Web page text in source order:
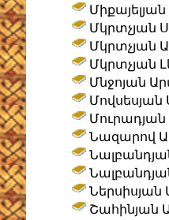
Մկրտչյան
Մկրտչյան
Մկրտչյան
Մնջոյան
Մովսեսյան
Մուրադյան
Նազարով
Ներսիսյան
Շահինյան